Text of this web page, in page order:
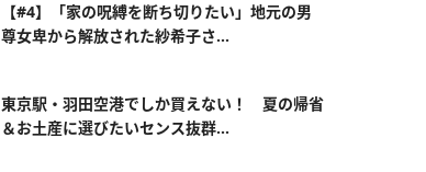
【#4】「家の呪縛を断ち切りたい」地元の男
尊女卑から解放された紗希子さ...
東京駅・羽田空港でしか買えない！ 夏の帰省
＆お土産に選びたいセンス抜群...